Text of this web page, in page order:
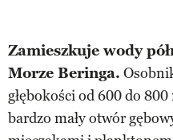
Zamieszkuje wody
Morze Beringa.
głębokości od 600 do
bardzo mały otwór